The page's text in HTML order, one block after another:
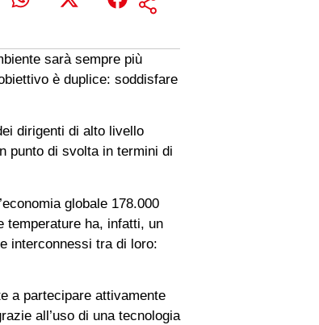
sarà sempre più
è duplice: soddisfare
dirigenti di alto livello
punto di svolta in termini di
globale 178.000
temperature ha, infatti, un
interconnessi tra di loro:
a partecipare attivamente
all’uso di una tecnologia